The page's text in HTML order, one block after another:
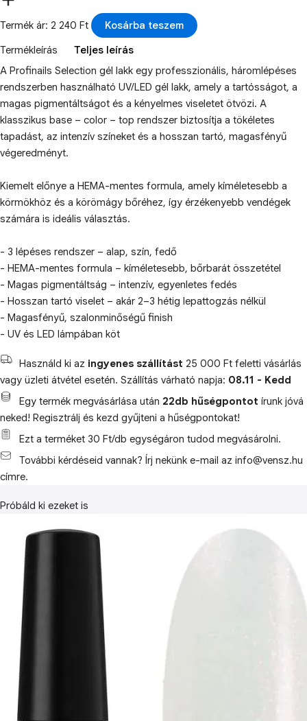
Termék ár: 2 240 Ft
Kosárba teszem
Termékleírás
Teljes leírás
A Profinails Selection gél lakk egy professzionális, háromlépéses
rendszerben használható UV/LED gél lakk, amely a tartósságot, a
magas pigmentáltságot és a kényelmes viseletet ötvözi. A
klasszikus base – color – top rendszer biztosítja a tökéletes
tapadást, az intenzív színeket és a hosszan tartó, magasfényű
végeredményt.
Kiemelt előnye a HEMA-mentes formula, amely kíméletesebb a
körmökhöz és a körömágy bőréhez, így érzékenyebb vendégek
számára is ideális választás.
- 3 lépéses rendszer – alap, szín, fedő
- HEMA-mentes formula – kíméletesebb, bőrbarát összetétel
- Magas pigmentáltság – intenzív, egyenletes fedés
- Hosszan tartó viselet – akár 2–3 hétig lepattogzás nélkül
- Magasfényű, szalonminőségű finish
- UV és LED lámpában köt
Használd ki az ingyenes szállítást 25 000 Ft feletti vásárlás
vagy üzleti átvétel esetén. Szállítás várható napja: 08.11 - Kedd
Egy termék megvásárlása után 22db hűségpontot írunk jóvá
neked! Regisztrálj és kezd gyűjteni a hűségpontokat!
Ezt a terméket 30 Ft/db egységáron tudod megvásárolni.
További kérdéseid vannak? Írj nekünk e-mail az info@vensz.hu
címre.
Próbáld ki ezeket is